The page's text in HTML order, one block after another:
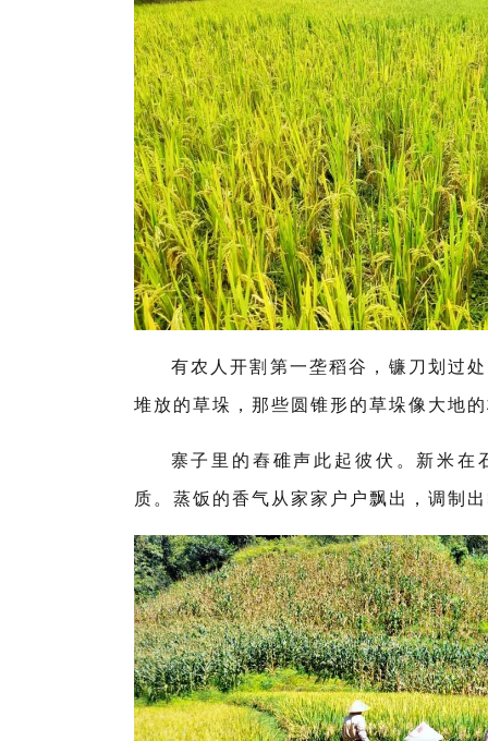
有农人开割第一垄稻谷，镰刀划过
堆放的草垛，那些圆锥形的草垛像大地
寨子里的舂碓声此起彼伏。新米
质。蒸饭的香气从家家户户飘出，调制